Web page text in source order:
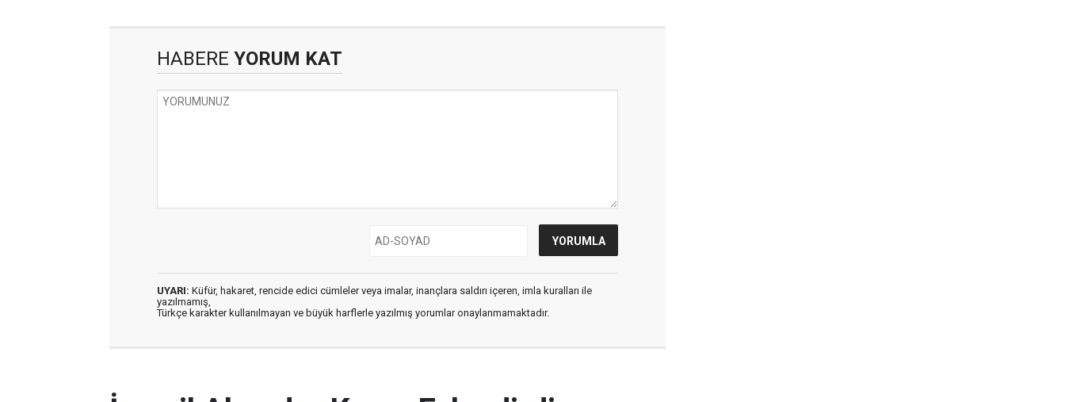
HABERE YORUM KAT
UYARI: Küfür, hakaret, rencide edici cümleler veya imalar, inançlara saldırı içeren, imla kuralları ile
yazılmamış,
Türkçe karakter kullanılmayan ve büyük harflerle yazılmış yorumlar onaylanmamaktadır.